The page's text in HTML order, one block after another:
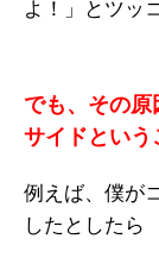
よ！」とツッ
でも、その
サイドという
例えば、僕が
したとしたら